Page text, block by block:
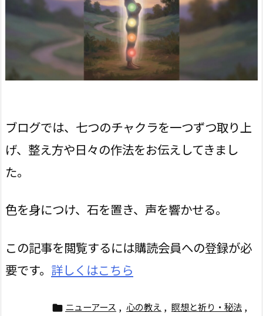
ブログでは、七つのチャクラを一つずつ取り上
げ、整え方や日々の作法をお伝えしてきまし
た。
色を身につけ、石を置き、声を響かせる。
この記事を閲覧するには購読会員への登録が必
要です。 詳しくはこちら
 ニューアース , 心の教え , 瞑想と祈り・秘法 ,